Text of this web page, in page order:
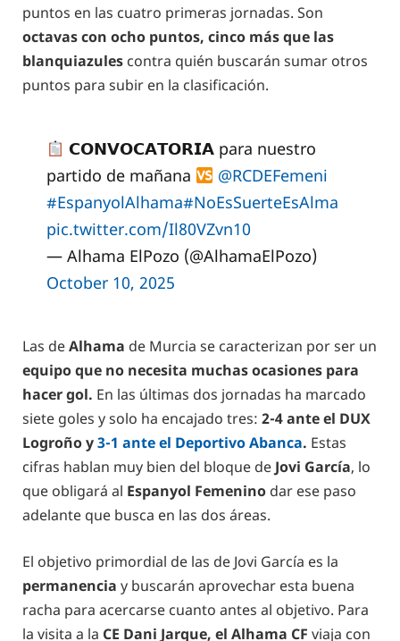
puntos en las cuatro primeras jornadas. Son
octavas con ocho puntos, cinco más que las
blanquiazules contra quién buscarán sumar otros
puntos para subir en la clasificación.
𝗖𝗢𝗡𝗩𝗢𝗖𝗔𝗧𝗢𝗥𝗜𝗔 para nuestro
partido de mañana
@RCDEFemeni
#EspanyolAlhama#NoEsSuerteEsAlma
pic.twitter.com/Il80VZvn10
— Alhama ElPozo (@AlhamaElPozo)
October 10, 2025
Las deAlhama de Murcia se caracterizan por ser un
equipo que no necesita muchas ocasiones para
hacer gol. En las últimas dos jornadas ha marcado
siete goles y solo ha encajado tres: 2-4 ante el DUX
Logroño y3-1 ante el Deportivo Abanca. Estas
cifras hablan muy bien del bloque de Jovi García, lo
que obligará al Espanyol Femenino dar ese paso
adelante que busca en las dos áreas.
El objetivo primordial de las de Jovi García es la
permanencia y buscarán aprovechar esta buena
racha para acercarse cuanto antes al objetivo. Para
la visita a la CE Dani Jarque, el Alhama CF viaja con